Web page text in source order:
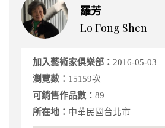
羅芳
Lo Fong Shen
加入藝術家俱樂部： 2016-05-03
瀏覽數： 15159次
可銷售作品數： 89
所在地： 中華民國台北市